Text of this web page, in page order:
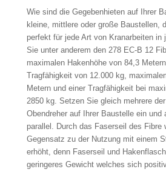
Wie sind die Gegebenhieten auf Ihrer
kleine, mittlere oder große Baustellen,
perfekt für jede Art von Kranarbeiten in
Sie unter anderem den 278 EC-B 12
maximalen Hakenhöhe von 84,3
Tragfähigkeit von 12.000 kg,
Metern und einer Tragfähigkeit bei
2850 kg. Setzen Sie gleich mehrere
Obendreher auf Ihrer Baustelle ein und
parallel. Durch das Faserseil des Fibre
Gegensatz zu der Nutzung mit einem
erhöht, denn Faserseil und
geringeres Gewicht welches sich